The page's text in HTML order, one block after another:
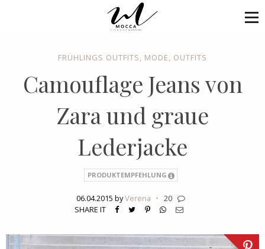
FRÜHLINGS OUTFITS, MODE, OUTFITS
Camouflage Jeans von
Zara und graue
Lederjacke
PRODUKTEMPFEHLUNG
06.04.2015 byVerena ·
20
SHARE IT